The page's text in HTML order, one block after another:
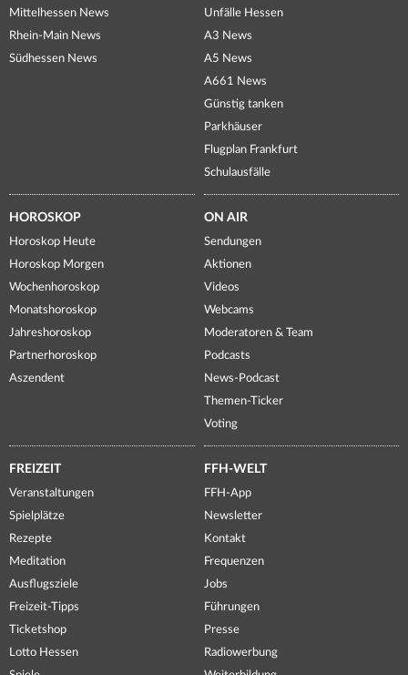
Mittelhessen News
Rhein-Main News
Südhessen News
Unfälle Hessen
A3 News
A5 News
A661 News
Günstig tanken
Parkhäuser
Flugplan Frankfurt
Schulausfälle
HOROSKOP
Horoskop Heute
Horoskop Morgen
Wochenhoroskop
Monatshoroskop
Jahreshoroskop
Partnerhoroskop
Aszendent
ON AIR
Sendungen
Aktionen
Videos
Webcams
Moderatoren & Team
Podcasts
News-Podcast
Themen-Ticker
Voting
FREIZEIT
Veranstaltungen
Spielplätze
Rezepte
Meditation
Ausflugsziele
Freizeit-Tipps
Ticketshop
Lotto Hessen
FFH-WELT
FFH-App
Newsletter
Kontakt
Frequenzen
Jobs
Führungen
Presse
Radiowerbung